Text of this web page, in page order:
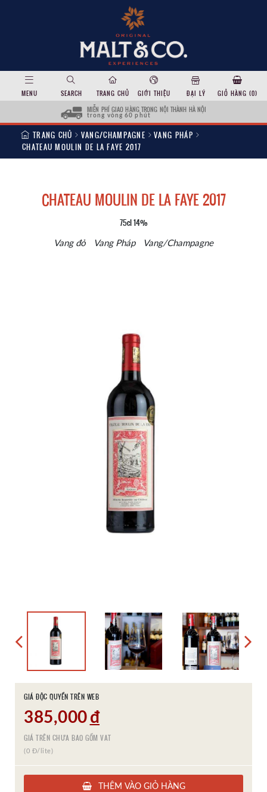
MENU SEARCH TRANG CHỦ GIỚI THIỆU ĐẠI LÝ GIỎ HÀNG (0)
MIỄN PHÍ GIAO HÀNG TRONG NỘI THÀNH HÀ NỘI
trong vòng 60 phút
TRANG CHỦ VANG/CHAMPAGNE
VANG PHÁP
CHATEAU MOULIN DE LA FAYE 2017
CHATEAU MOULIN DE LA FAYE 2017
75cl 14%
Vang đỏ Vang Pháp Vang/Champagne
GIÁ ĐỘC QUYỀN TRÊN WEB
385,000 đ
GIÁ TRÊN CHƯA BAO GỒM VAT
(0 Đ/lite)
THÊM VÀO GIỎ HÀNG